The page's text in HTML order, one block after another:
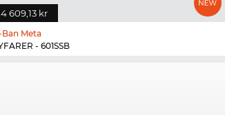
4 609,13 kr
Ban Meta
- 601SSB